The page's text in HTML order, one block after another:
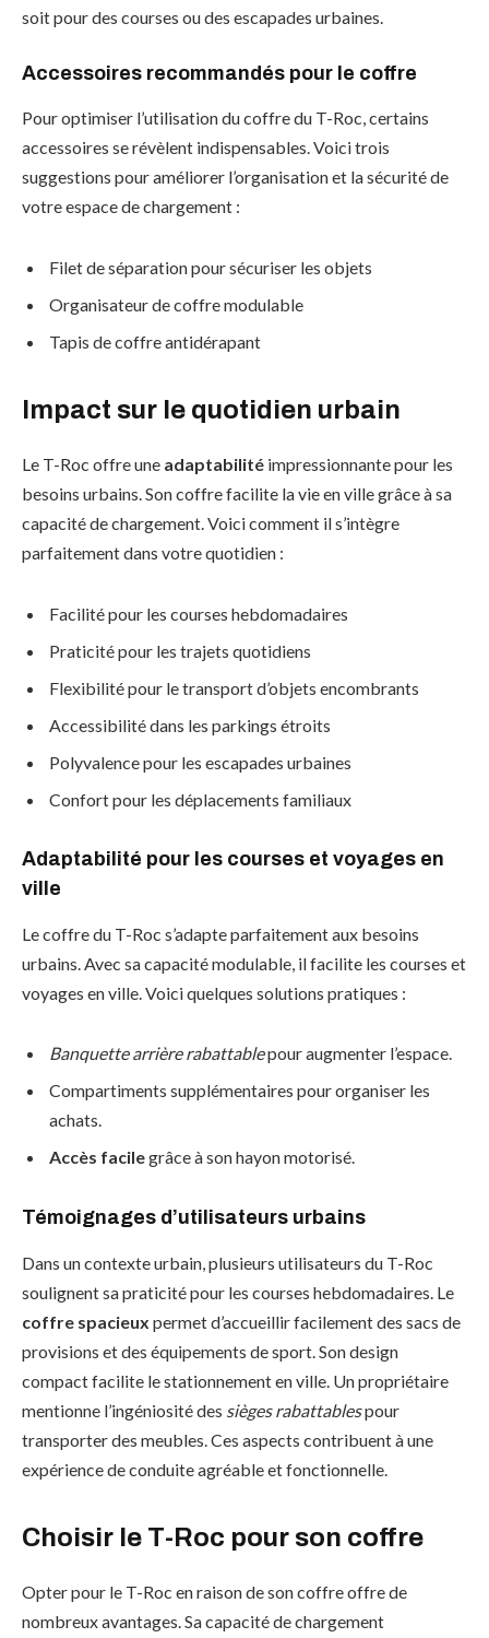
soit pour des courses ou des escapades urbaines.
Accessoires recommandés pour le coffre
Pour optimiser l’utilisation du coffre du T-Roc, certains
accessoires se révèlent indispensables. Voici trois
suggestions pour améliorer l’organisation et la sécurité de
votre espace de chargement :
Filet de séparation pour sécuriser les objets
Organisateur de coffre modulable
Tapis de coffre antidérapant
Impact sur le quotidien urbain
Le T-Roc offre une adaptabilité impressionnante pour les
besoins urbains. Son coffre facilite la vie en ville grâce à sa
capacité de chargement. Voici comment il s’intègre
parfaitement dans votre quotidien :
Facilité pour les courses hebdomadaires
Praticité pour les trajets quotidiens
Flexibilité pour le transport d’objets encombrants
Accessibilité dans les parkings étroits
Polyvalence pour les escapades urbaines
Confort pour les déplacements familiaux
Adaptabilité pour les courses et voyages en
ville
Le coffre du T-Roc s’adapte parfaitement aux besoins
urbains. Avec sa capacité modulable, il facilite les courses et
voyages en ville. Voici quelques solutions pratiques :
Banquette arrière rabattablepour augmenter l’espace.
Compartiments supplémentaires pour organiser les
achats.
Accès facilegrâce à son hayon motorisé.
Témoignages d’utilisateurs urbains
Dans un contexte urbain, plusieurs utilisateurs du T-Roc
soulignent sa praticité pour les courses hebdomadaires. Le
coffre spacieux permet d’accueillir facilement des sacs de
provisions et des équipements de sport. Son design
compact facilite le stationnement en ville. Un propriétaire
mentionne l’ingéniosité des sièges rabattablespour
transporter des meubles. Ces aspects contribuent à une
expérience de conduite agréable et fonctionnelle.
Choisir le T-Roc pour son coffre
Opter pour le T-Roc en raison de son coffre offre de
nombreux avantages. Sa capacité de chargement